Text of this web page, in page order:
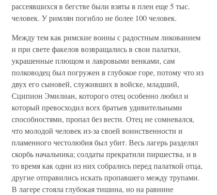
рассеявшихся в бегстве были взяты в плен еще 5 тыс.
человек. У римлян погибло не более 100 человек.
Между тем как римские воины с радостным ликованием
и при свете факелов возвращались в свои палатки,
украшенные плющом и лавровыми венками, сам
полководец был погружен в глубокое горе, потому что из
двух его сыновей, служивших в войске, младший,
Сципион Эмилиан, которого отец особенно любил и
который превосходил всех братьев удивительными
способностями, пропал без вести. Отец не сомневался,
что молодой человек из-за своей воинственности и
пламенного честолюбия был убит. Весь лагерь разделял
скорбь начальника; солдаты прекратили пиршества, и в
то время как одни из них собрались перед палаткой отца,
другие отправились искать пропавшего между трупами.
В лагере стояла глубокая тишина, но на равнине